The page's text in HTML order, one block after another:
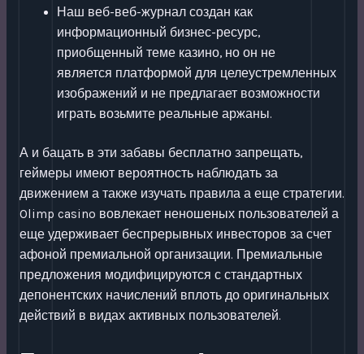
Наш веб-веб-журнал создан как
информационный бизнес-ресурс,
приобщенный теме казино, но он не
является платформой для целеустремленных
изображений и не предлагает возможности
играть возьмите реальные аржаны.
А и бацать в эти забавы бесплатно запрещать,
геймеры имеют вероятность наблюдать за
движением а также изучать правила а еще стратегии.
Olimp casino вовлекает неношеных пользователей а
еще удерживает беспрерывных инвесторов за счет
афоной премиальной организации. Премиальные
предложения модифицируются с стандартных
депонентских начислений вплоть до оригинальных
действий в видах активных пользователей.